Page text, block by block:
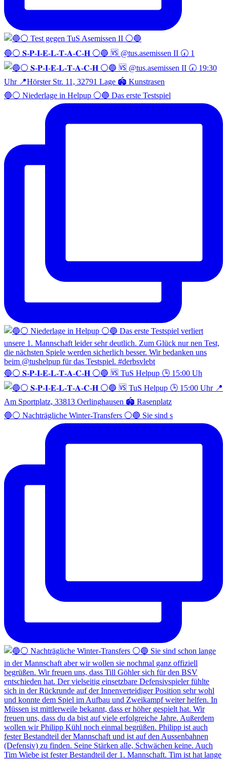
🔵⚪️ 𝐒-𝐏-𝐈-𝐄-𝐋-𝐓-𝐀-𝐂-𝐇 ⚪️🔵 🆚 @tus.asemissen II 🕢 1
🔵⚪️ Niederlage in Helpup ⚪️🔵 Das erste Testspiel
🔵⚪️ 𝐒-𝐏-𝐈-𝐄-𝐋-𝐓-𝐀-𝐂-𝐇 ⚪️🔵 🆚 TuS Helpup 🕒 15:00 Uh
🔵⚪️ Nachträgliche Winter-Transfers ⚪️🔵 Sie sind s